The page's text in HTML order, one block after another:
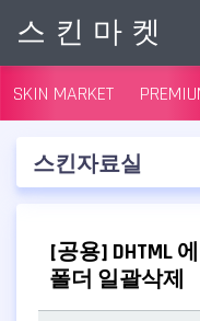
스킨마켓
SKIN MARKET
스킨자료실
[공용] DHTML
폴더 일괄삭제